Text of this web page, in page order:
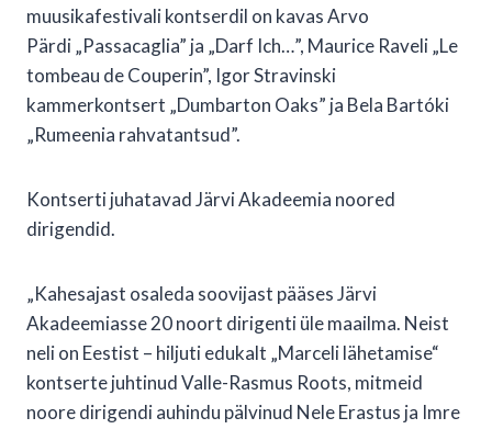
muusikafestivali kontserdil on kavas Arvo
Pärdi „Passacaglia” ja „Darf Ich…”, Maurice Raveli „Le
tombeau de Couperin”, Igor Stravinski
kammerkontsert „Dumbarton Oaks” ja Bela Bartóki
„Rumeenia rahvatantsud”.
Kontserti juhatavad Järvi Akadeemia noored
dirigendid.
„Kahesajast osaleda soovijast pääses Järvi
Akadeemiasse 20 noort dirigenti üle maailma. Neist
neli on Eestist – hiljuti edukalt „Marceli lähetamise“
kontserte juhtinud Valle-Rasmus Roots, mitmeid
noore dirigendi auhindu pälvinud Nele Erastus ja Imre